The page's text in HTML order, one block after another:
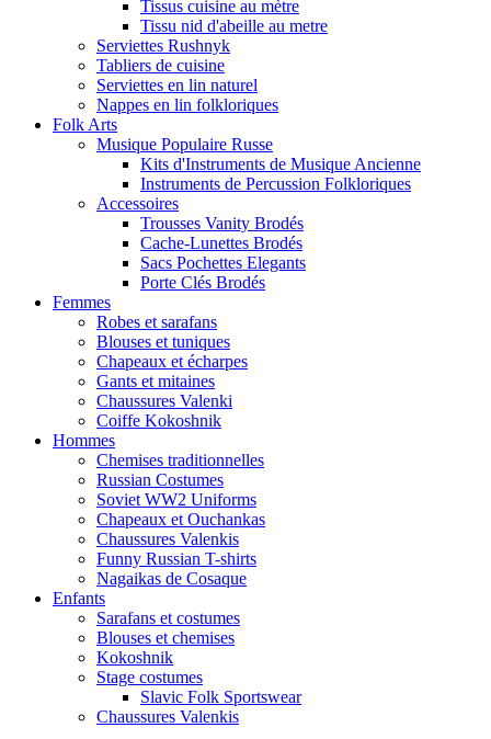
Tissus cuisine au mètre
Tissu nid d'abeille au metre
Serviettes Rushnyk
Tabliers de cuisine
Serviettes en lin naturel
Nappes en lin folkloriques
Folk Arts
Musique Populaire Russe
Kits d'Instruments de Musique Ancienne
Instruments de Percussion Folkloriques
Accessoires
Trousses Vanity Brodés
Cache-Lunettes Brodés
Sacs Pochettes Elegants
Porte Clés Brodés
Femmes
Robes et sarafans
Blouses et tuniques
Chapeaux et écharpes
Gants et mitaines
Chaussures Valenki
Coiffe Kokoshnik
Hommes
Chemises traditionnelles
Russian Costumes
Soviet WW2 Uniforms
Chapeaux et Ouchankas
Chaussures Valenkis
Funny Russian T-shirts
Nagaikas de Cosaque
Enfants
Sarafans et costumes
Blouses et chemises
Kokoshnik
Stage costumes
Slavic Folk Sportswear
Chaussures Valenkis